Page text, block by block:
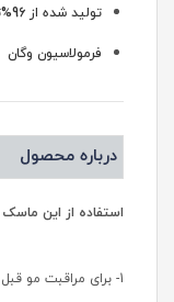
تولید شده از 96%ترکیبات طبیعی
فرمولاسیون وگان
درباره محصول
استفاده از این ماسک بینظیر به 4 روش
1- برای مراقبت مو